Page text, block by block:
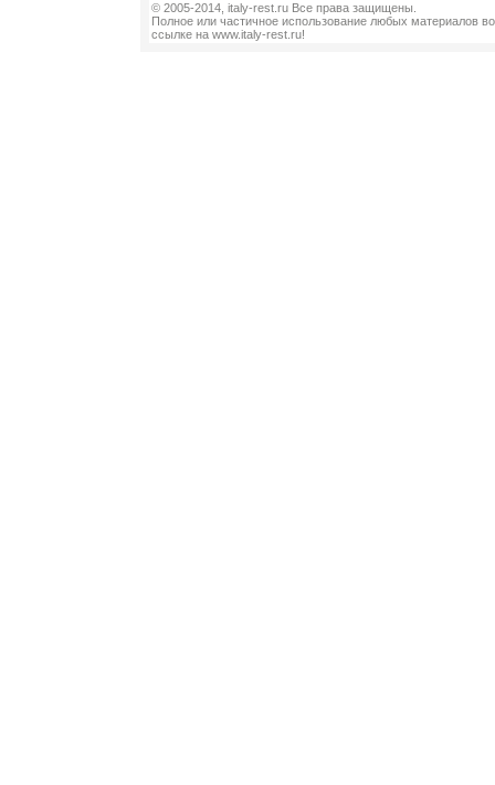
© 2005-2014, italy-rest.ru Все права защищены.
Полное или частичное использование любых материалов
ссылке на www.italy-rest.ru!